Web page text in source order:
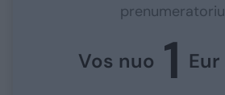
Vos nuo 1